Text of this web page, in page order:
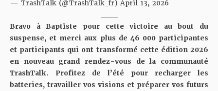
— TrashTalk (@TrashTalk_fr)April 13, 2026
Bravo à Baptiste pour cette victoire au bout du
suspense, et merci aux plus de 46 000 participantes
et participants qui ont transformé cette édition 2026
en nouveau grand rendez-vous de la communauté
TrashTalk. Profitez de l’été pour recharger les
batteries, travailler vos visions et préparer vos futurs